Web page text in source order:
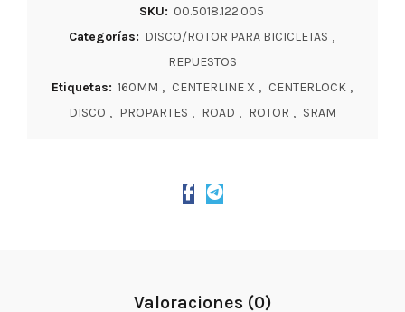
SKU: 00.5018.122.005
Categorías: DISCO/ROTOR PARA BICICLETAS ,
REPUESTOS
Etiquetas: 160MM , CENTERLINE X , CENTERLOCK ,
DISCO , PROPARTES , ROAD , ROTOR , SRAM
Valoraciones (0)